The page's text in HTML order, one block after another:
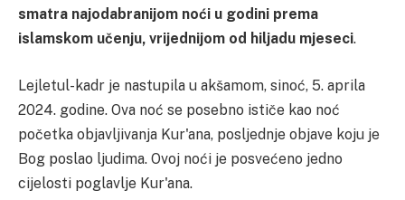
smatra najodabranijom noći u godini prema
islamskom učenju, vrijednijom od hiljadu mjeseci.
Lejletul-kadr je nastupila u akšamom, sinoć, 5. aprila
2024. godine. Ova noć se posebno ističe kao noć
početka objavljivanja Kur'ana, posljednje objave koju je
Bog poslao ljudima. Ovoj noći je posvećeno jedno
cijelosti poglavlje Kur'ana.